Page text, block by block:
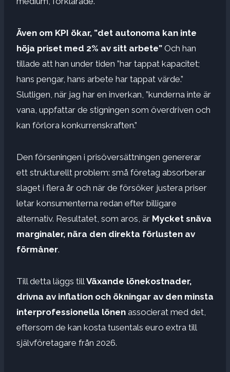
Även om KPI ökar, ”det autonoma kan inte
höja priset med 2% av sitt arbete” Och han
tillade att han under tiden ”har tappat kapacitet;
hans pengar, hans arbete har tappat värde.”
Slutligen, när jag har en inverkan, ”kunderna inte är
vana, uppfattar de stigningen som överdriven och
kan förlora konkurrenskraften.”
Den förseningen i prisöversättningen genererar
ett strukturellt problem: små företag absorberar
slaget i flera år och när de försöker justera priser
letar konsumenterna redan efter billigare
alternativ. Resultatet, som aros, är Mycket snäva
marginaler, nära den direkta förlusten av
förmåner.
Till detta läggs till Växande lönekostnader,
drivna av inflation och ökningar av den minsta
interprofessionella lönen associerat med det,
eftersom de kan kosta tusentals euro extra till
självföretagare från 2026.